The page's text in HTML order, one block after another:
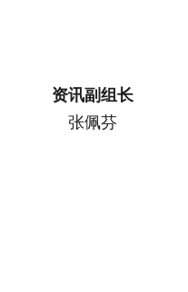
资讯副组长
张佩芬